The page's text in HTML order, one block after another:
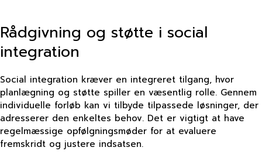
Rådgivning og støtte i social
integration
Social integration kræver en integreret tilgang, hvor
planlægning og støtte spiller en væsentlig rolle. Gennem
individuelle forløb kan vi tilbyde tilpassede løsninger, der
adresserer den enkeltes behov. Det er vigtigt at have
regelmæssige opfølgningsmøder for at evaluere
fremskridt og justere indsatsen.